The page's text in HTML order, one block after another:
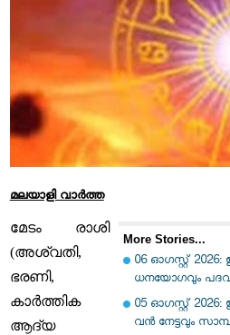
മലയാളി വാര്‍ത്ത
More Stories...
06 ഓഗസ്റ്റ്
ധനയോഗവും
05 ഓഗസ്റ്റ്
വൻ നേട്ടവും
മേടം രാശി
(അശ്വതി,
ഭരണി,
കാർത്തിക
ആദ്യ